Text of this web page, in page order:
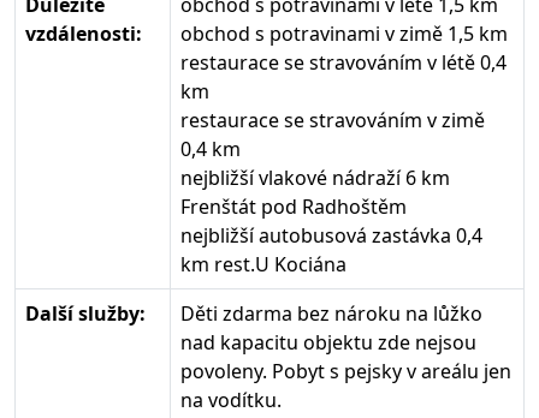
vzdálenosti:
obchod s potravinami v zimě 1,5 km
restaurace se stravováním v létě 0,4
km
restaurace se stravováním v zimě
0,4 km
nejbližší vlakové nádraží 6 km
Frenštát pod Radhoštěm
nejbližší autobusová zastávka 0,4
km rest.U Kociána
Další služby:
Děti zdarma bez nároku na lůžko
nad kapacitu objektu zde nejsou
povoleny. Pobyt s pejsky v areálu jen
na vodítku.